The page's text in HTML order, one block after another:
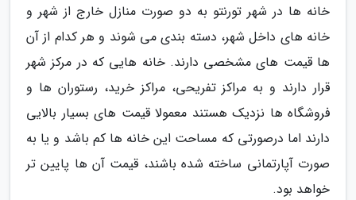
خانه ها در شهر تورنتو به دو صورت منازل خارج از شهر و
خانه های داخل شهر، دسته بندی می شوند و هر کدام از آن
ها قیمت های مشخصی دارند. خانه هایی که در مرکز شهر
قرار دارند و به مراکز تفریحی، مراکز خرید، رستوران ها و
فروشگاه ها نزدیک هستند معمولا قیمت های بسیار بالایی
دارند اما درصورتی که مساحت این خانه ها کم باشد و یا به
صورت آپارتمانی ساخته شده باشند، قیمت آن ها پایین تر
خواهد بود.